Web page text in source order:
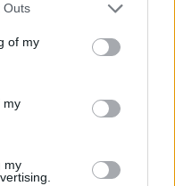
Outs
of my
my
my